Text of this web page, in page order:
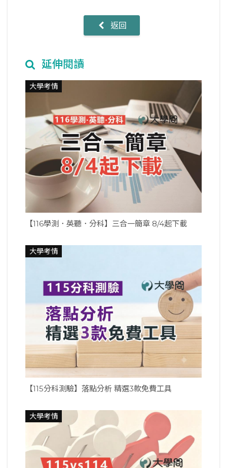
返回
延伸閱讀
大學考情
【116學測．英聽．分科】三合一簡章 8/4起下載
大學考情
【115分科測驗】落點分析 精選3款免費工具
大學考情